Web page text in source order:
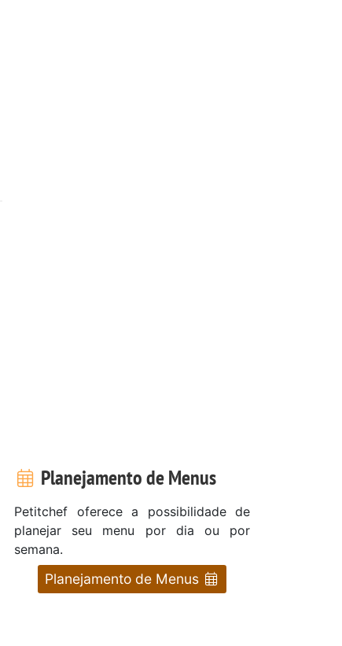
Planejamento de Menus
Petitchef oferece a possibilidade de
planejar seu menu por dia ou por
semana.
Planejamento de Menus